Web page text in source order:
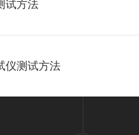
试方法
仪测试方法